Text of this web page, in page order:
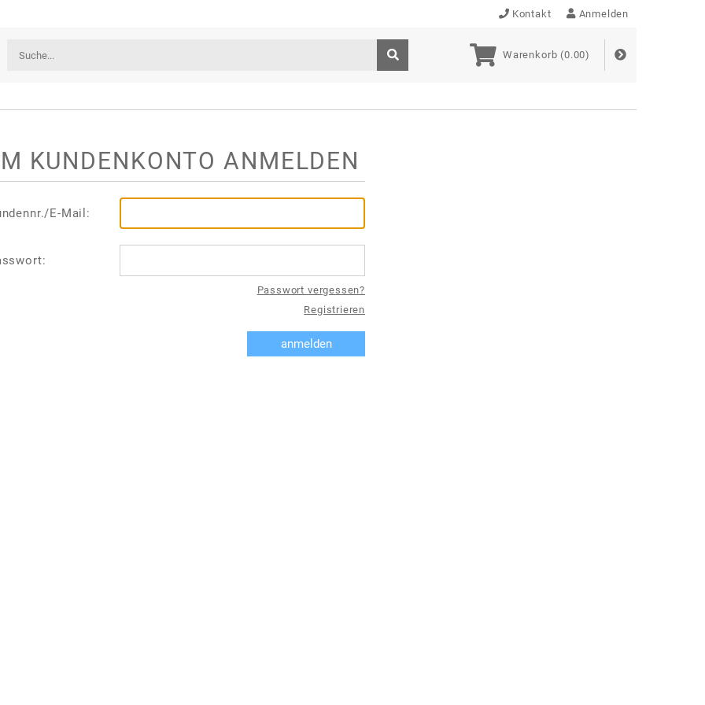
Kontakt Anmelden
Warenkorb (0.00)
KUNDENKONTO ANMELDEN
E-Mail:
Passwort vergessen?
Registrieren
anmelden